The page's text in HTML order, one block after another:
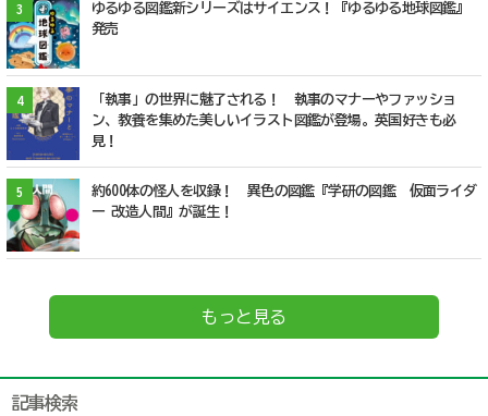
3
ゆるゆる図鑑新シリーズはサイエンス！『ゆるゆる地球図鑑』
発売
4
「執事」の世界に魅了される！ 執事のマナーやファッショ
ン、教養を集めた美しいイラスト図鑑が登場。英国好きも必
見！
5
約600体の怪人を収録！ 異色の図鑑『学研の図鑑 仮面ライダ
ー 改造人間』が誕生！
もっと見る
記事検索